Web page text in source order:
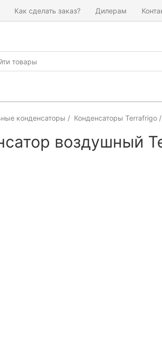
Как сделать заказ? Дилерам
конденсаторы Конденсаторы Terrafrigo
воздушный